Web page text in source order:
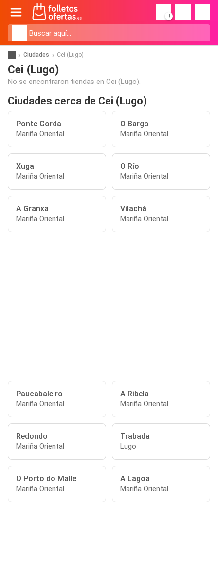
!
Ciudades Cei (Lugo)
Cei (Lugo)
No se encontraron tiendas en Cei (Lugo).
Ciudades cerca de Cei (Lugo)
Ponte Gorda
Mariña Oriental
O Bargo
Mariña Oriental
Xuga
Mariña Oriental
O Río
Mariña Oriental
A Granxa
Mariña Oriental
Vilachá
Mariña Oriental
Paucabaleiro
Mariña Oriental
A Ribela
Mariña Oriental
Redondo
Mariña Oriental
Trabada
Lugo
O Porto do Malle
Mariña Oriental
A Lagoa
Mariña Oriental